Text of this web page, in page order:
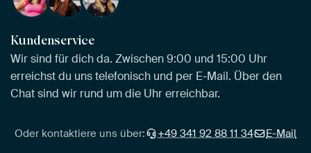
Kundenservice
Wir sind für dich da. Zwischen 9:00 und 15:00 Uhr
erreichst du uns telefonisch und per E-Mail. Über den
Chat sind wir rund um die Uhr erreichbar.
Oder kontaktiere uns über: +49 341 92 88 11 34 E-Mail